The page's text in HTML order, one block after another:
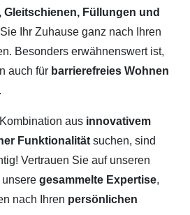
Füllungen und
Ihr Zuhause ganz nach Ihren
Besonders erwähnenswert ist,
auch für barrierefreies Wohnen
aus innovativem
Funktionalitätsuchen, sind
Vertrauen Sie auf unseren
unseregesammelte Expertise,
nach Ihren persönlichen